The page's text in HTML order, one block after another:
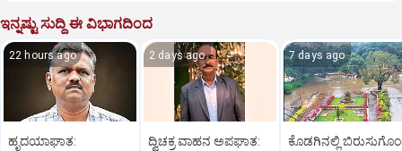
ಇನ್ನಷ್ಟು ಸುದ್ದಿ ಈ ವಿಭಾಗದಿಂದ
22 hours ago
ಹೃದಯಾಘಾತ:
2 days ago
ದ್ವಿಚಕ್ರ ವಾಹನ ಅಪಘಾತ:
7 days ago
ಕೊಡಗಿನಲ್ಲಿ